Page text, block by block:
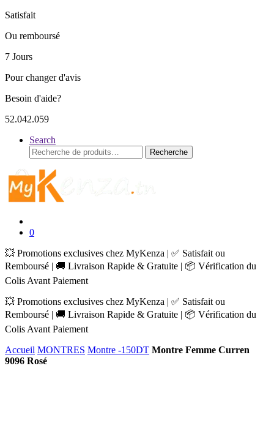
Satisfait
Ou remboursé
7 Jours
Pour changer d'avis
Besoin d'aide?
52.042.059
Search
Recherche
pour :
Recherche
0
💥 Promotions exclusives chez MyKenza | ✅ Satisfait ou
Remboursé | 🚚 Livraison Rapide & Gratuite | 📦 Vérification du
Colis Avant Paiement
💥 Promotions exclusives chez MyKenza | ✅ Satisfait ou
Remboursé | 🚚 Livraison Rapide & Gratuite | 📦 Vérification du
Colis Avant Paiement
Accueil MONTRES Montre -150DT Montre Femme Curren
9096 Rosé